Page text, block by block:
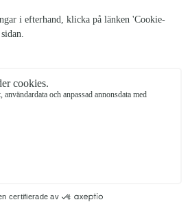
i de större städerna
Malmö Uppsala Västerås